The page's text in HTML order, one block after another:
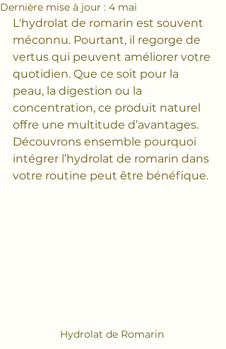
Dernière mise à jour : 4 mai
L'hydrolat de romarin est souvent
méconnu. Pourtant, il regorge de
vertus qui peuvent améliorer votre
quotidien. Que ce soit pour la
peau, la digestion ou la
concentration, ce produit naturel
offre une multitude d’avantages.
Découvrons ensemble pourquoi
intégrer l’hydrolat de romarin dans
votre routine peut être bénéfique.
Hydrolat de Romarin